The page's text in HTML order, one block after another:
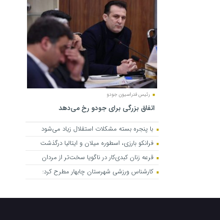
رئیس فدراسیون جودو
اتفاق بزرگی برای جودو رخ می‌دهد
با پنجره بسته مشکلات استقلال زیاد می‌شود
فرانکو بارزی، اسطوره میلان و ایتالیا درگذشت
قرعه زنان کبدی‌کار در ناگویا سخت‌تر از مردان
کارشناس ورزشی شهرستان چابهار مطرح کرد: